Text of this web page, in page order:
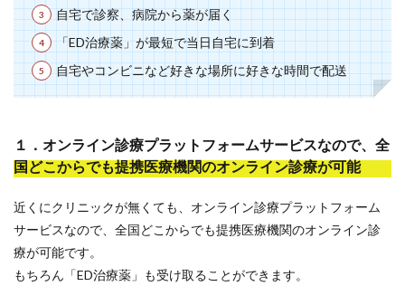
自宅で診察、病院から薬が届く
「ED治療薬」が最短で当日自宅に到着
自宅やコンビニなど好きな場所に好きな時間で配送
１．オンライン診療プラットフォームサービスなので、全
国どこからでも提携医療機関のオンライン診療が可能
近くにクリニックが無くても、オンライン診療プラットフォーム
サービスなので、全国どこからでも提携医療機関のオンライン診
療が可能です。
もちろん「ED治療薬」も受け取ることができます。